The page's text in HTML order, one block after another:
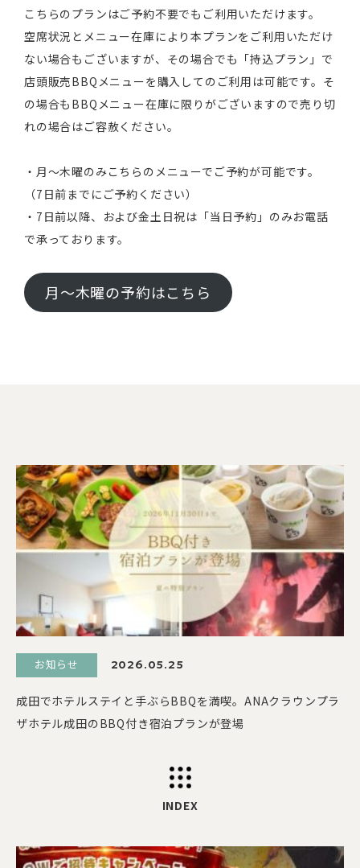
こちらのプランはご予約不要でもご利用いただけます。
空席状況とメニュー在庫により本プランをご利用いただけ
ない場合もございますが、その場合でも「持込プラン」で
店頭販売BBQメニューを購入してのご利用は可能です。そ
の場合もBBQメニュー在庫に限りがございますので売り切
れの場合はご容赦ください。
・月〜木曜のみこちらのメニューでご予約が可能です。
（7日前までにご予約ください）
・7日前以降、および金土日祝は「当日予約」のみお電話
で承っております。
月〜木曜の予約はこちら
お知らせ 2026.05.25
成田でホテルステイと手ぶらBBQを満喫。ANAクラウンプラ
ザホテル成田のBBQ付き宿泊プランが登場
INDEX